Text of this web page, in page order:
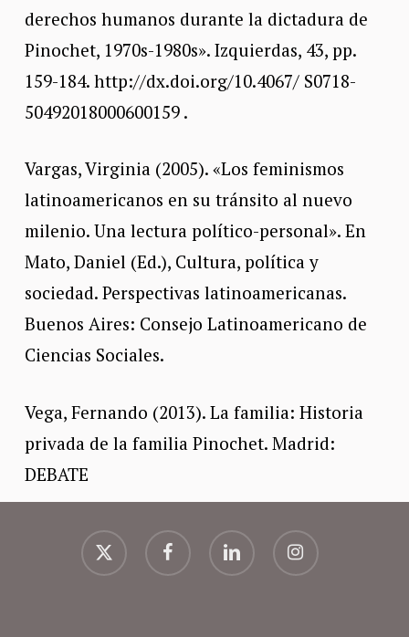
derechos humanos durante la dictadura de
Pinochet, 1970s-1980s». Izquierdas, 43, pp.
159-184. http://dx.doi.org/10.4067/ S0718-
50492018000600159 .
Vargas, Virginia (2005). «Los feminismos
latinoamericanos en su tránsito al nuevo
milenio. Una lectura político-personal». En
Mato, Daniel (Ed.), Cultura, política y
sociedad. Perspectivas latinoamericanas.
Buenos Aires: Consejo Latinoamericano de
Ciencias Sociales.
Vega, Fernando (2013). La familia: Historia
privada de la familia Pinochet. Madrid:
DEBATE
x-
twitter
facebook linkedin instagram